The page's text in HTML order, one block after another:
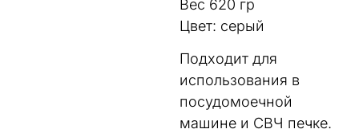
Вес 620 гр
Цвет: серый
Подходит для
использования в
посудомоечной
машине и СВЧ печке.